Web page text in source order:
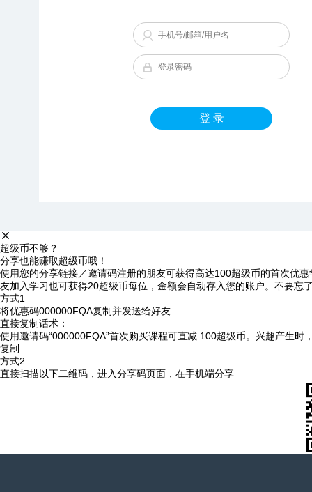
登 录
超级币不够？
分享也能赚取超级币哦！
使用您的分享链接／邀请码注册的朋友可获得高达100超级币的首次优
友加入学习也可获得20超级币每位，金额会自动存入您的账户。不要忘
方式1
将优惠码000000FQA复制并发送给好友
直接复制话术：
使用邀请码“000000FQA”首次购买课程可直减 100超级币。兴趣产生时
复制
方式2
直接扫描以下二维码，进入分享码页面，在手机端分享